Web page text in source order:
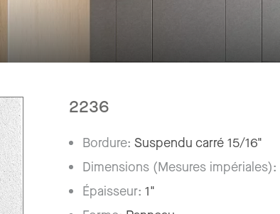
2236
Bordure:Suspendu carré 15/16"
Dimensions (Mesures impériales):
Épaisseur:1"